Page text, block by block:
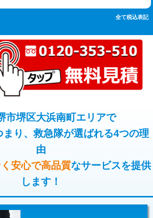
・埋め戻し作業） 11,000円~
㎝以上） 66,000円
厚さ10㎝まで） 27,500円
厚さ10㎝超え） 38,500円
さ10㎝まで） 27,500円
10㎝超え） 38,500円
まで 33,000円
用/3m超え +3,300円
33,000円
防水処理・清掃・修
工など（軽作業）
11,000円
水処理・清掃・修
加工など（中作業）
水処理・清掃・修
全て税込表記
市堺区大浜南町エリアで
まり、救急隊が選ばれる4つの理
由
安心で高品質なサービスを提供
します！